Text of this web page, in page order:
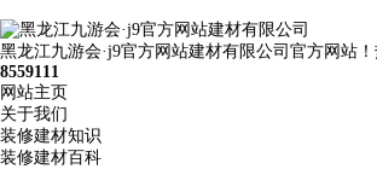
黑龙江九游会·j9官方网站建材有限公司官方网站！
8559111
网站主页
关于我们
装修建材知识
装修建材百科